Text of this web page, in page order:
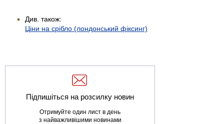
Див. також:
Ціни на срібло (лондонський фіксинг)
Підпишіться на розсилку новин
Отримуйте один лист в день
з найважливішими новинами